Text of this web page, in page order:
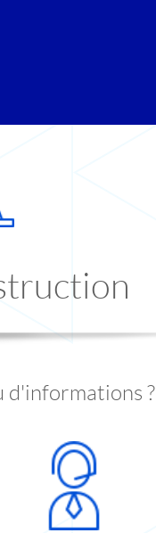
d'informations ?